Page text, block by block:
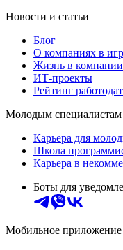
Новости и статьи
Блог
О компаниях в
Жизнь в компании
ИТ-проекты
Рейтинг
Молодым специалистам
Карьера для
Школа
Карьера в
Боты для
Мобильное приложение